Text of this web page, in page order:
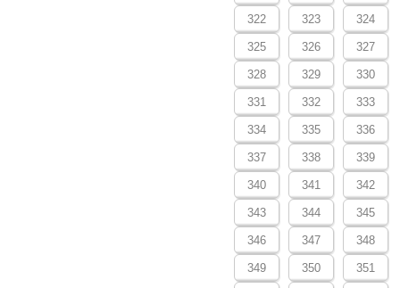
322 323 324
325 326 327
328 329 330
331 332 333
334 335 336
337 338 339
340 341 342
343 344 345
346 347 348
349 350 351